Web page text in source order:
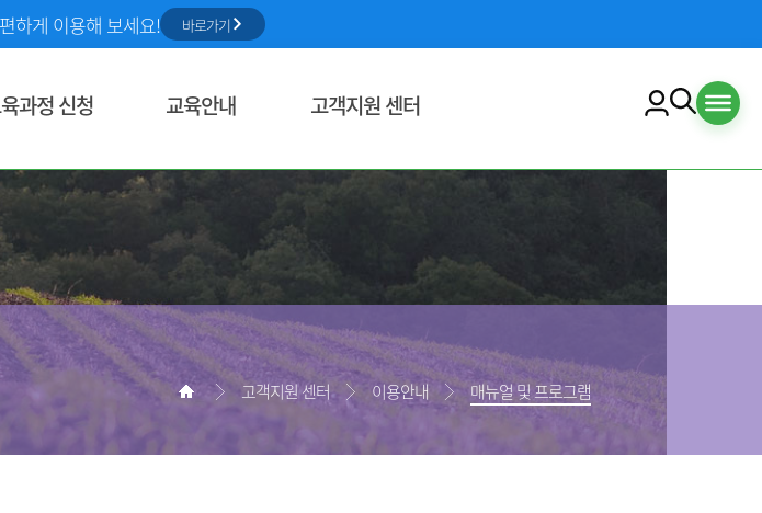
하게 이용해 보세요! 바로가기
과정 신청
육과정 검색
교육
규학습
학습
토막강의
농 역량향상 프로그램
교육 소개
교육안내
농정원 교육사업
농업교육정보
교육홍보 및 자료
현장실습교육장(WPL)
농작업 안전정보
스마트농업 기술역량 교육맵
의무교육대상및지원정책
고객지원 센터
교육수강안내
수료증 출력 안내
공지사항
자료실
입찰/공모
이용안내
자주하는 질문
고객지원 센터 이용안내 매뉴얼 및 프로그램